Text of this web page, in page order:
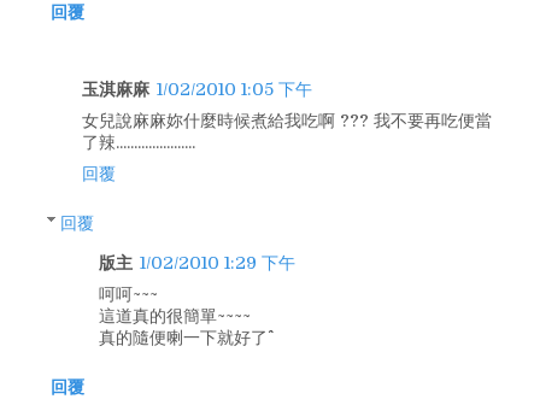
回覆
玉淇麻麻 1/02/2010 1:05 下午
女兒說麻麻妳什麼時候煮給我吃啊 ??? 我不要再吃便當
了辣......................
回覆
回覆
版主 1/02/2010 1:29 下午
呵呵~~~
這道真的很簡單~~~~
真的隨便喇一下就好了^^
回覆